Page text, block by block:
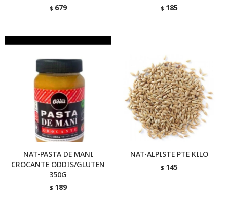
$ 679 $ 185
NAT-PASTA DE MANI
CROCANTE ODDIS/GLUTEN
350G
$ 189
NAT-ALPISTE PTE KILO
$ 145